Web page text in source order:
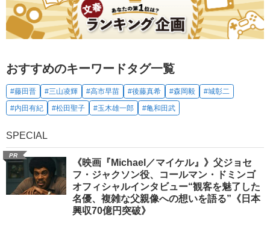
おすすめのキーワードタグ一覧
#藤田晋 #三山凌輝 #高市早苗 #後藤真希 #森岡毅
#城彰二
#内田有紀
#松田聖子 #玉木雄一郎 #亀和田武
SPECIAL
PR
《映画『Michael／マイケル』》父ジョセ
フ・ジャクソン役、コールマン・ドミンゴ
オフィシャルインタビュー“観客を魅了した
名優、複雑な父親像への想いを語る”《日本
興収70億円突破》